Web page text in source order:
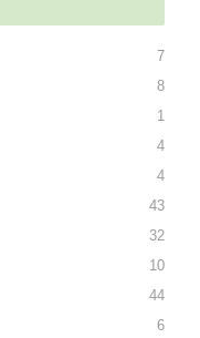
7
8
1
4
4
43
32
10
44
6